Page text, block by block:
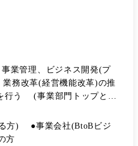
業管理、ビジネス開発(プ
務改革(経営機能改革)の推
行う (事業部門トップとの
画業務における企画立案〜推進調整〜オペレーションを実施します。 実際に担当する業務はご本人のこれまでの経験やキャリア志向も考慮の上、決定します。 ●職階 課長代理
方) ●事業会社(BtoBビジ
修了の方